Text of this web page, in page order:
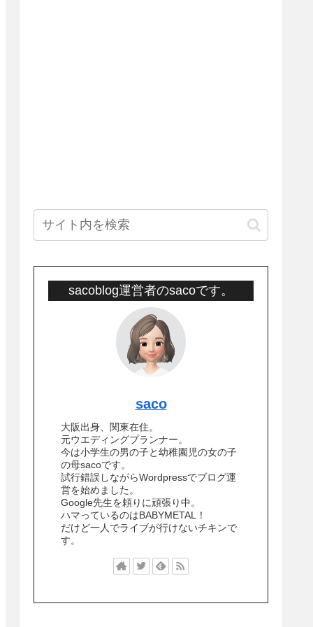
sacoblog運営者のsacoです。
saco
大阪出身、関東在住。
元ウエディングプランナー。
今は小学生の男の子と幼稚園児の女の子
の母sacoです。
試行錯誤しながらWordpressでブログ運
営を始めました。
Google先生を頼りに頑張り中。
ハマっているのはBABYMETAL！
だけど一人でライブが行けないチキンで
す。